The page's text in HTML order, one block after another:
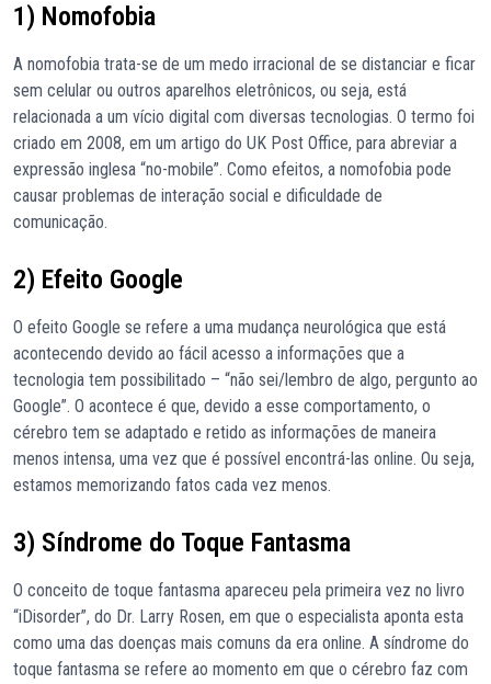
1) Nomofobia
A nomofobia trata-se de um medo irracional de se distanciar e ficar
sem celular ou outros aparelhos eletrônicos, ou seja, está
relacionada a um vício digital com diversas tecnologias. O termo foi
criado em 2008, em um artigo do UK Post Office, para abreviar a
expressão inglesa “no-mobile”. Como efeitos, a nomofobia pode
causar problemas de interação social e dificuldade de
comunicação.
2) Efeito Google
O efeito Google se refere a uma mudança neurológica que está
acontecendo devido ao fácil acesso a informações que a
tecnologia tem possibilitado – “não sei/lembro de algo, pergunto ao
Google”. O acontece é que, devido a esse comportamento, o
cérebro tem se adaptado e retido as informações de maneira
menos intensa, uma vez que é possível encontrá-las online. Ou seja,
estamos memorizando fatos cada vez menos.
3) Síndrome do Toque Fantasma
O conceito de toque fantasma apareceu pela primeira vez no livro
“iDisorder”, do Dr. Larry Rosen, em que o especialista aponta esta
como uma das doenças mais comuns da era online. A síndrome do
toque fantasma se refere ao momento em que o cérebro faz com